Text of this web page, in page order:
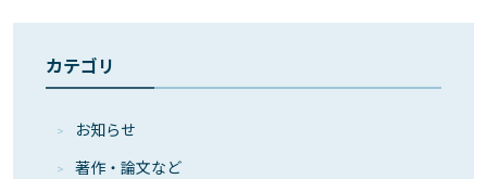
カテゴリ
お知らせ
著作・論⽂など